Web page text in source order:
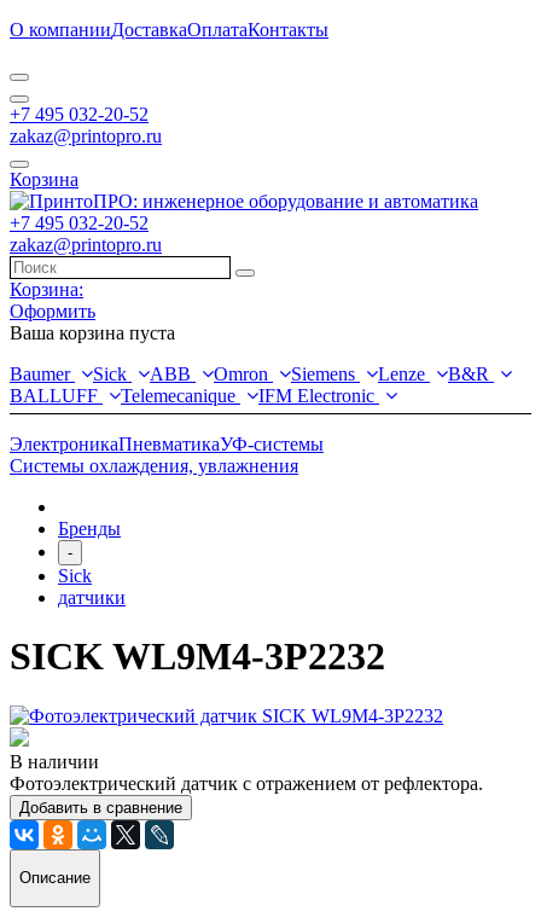
О компанииДоставкаОплатаКонтакты
+7 495 032-20-52
zakaz@printopro.ru
Корзина
+7 495 032-20-52
zakaz@printopro.ru
Корзина:
Оформить
Ваша корзина пуста
Baumer
Sick ABB Omron Siemens Lenze
B&R
BALLUFF
Telemecanique IFM Electronic
ЭлектроникаПневматикаУФ-системы
Системы охлаждения, увлажнения
Бренды
-
Sick
датчики
SICK WL9M4-3P2232
В наличии
Фотоэлектрический датчик с отражением от рефлектора.
Добавить в сравнение
Описание